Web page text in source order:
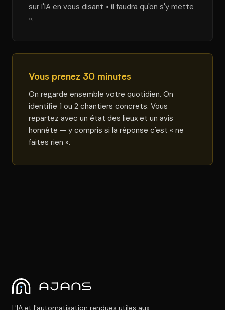
sur l'IA en vous disant « il faudra qu'on s'y mette
».
Vous prenez 30 minutes
On regarde ensemble votre quotidien. On
identifie 1 ou 2 chantiers concrets. Vous
repartez avec un état des lieux et un avis
honnête — y compris si la réponse c'est « ne
faites rien ».
L'IA et l'automatisation rendues utiles aux